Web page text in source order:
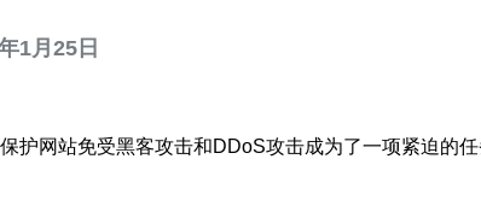
1月25日
网站免受黑客攻击和DDoS攻击成为了一项紧迫的